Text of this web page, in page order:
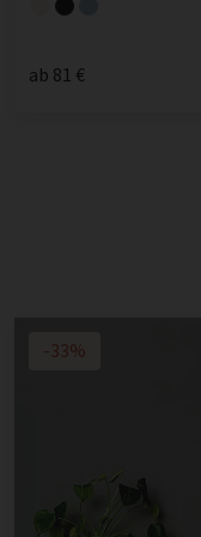
ab 81 €
-33%